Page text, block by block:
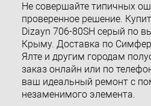
Не совершайте типичных
проверенное решение.
Dizayn 706-80SH серый по
Крыму. Доставка по
Ялте и другим городам
заказ онлайн или по
ваш идеальный ремонт с
незаменимого элемента.